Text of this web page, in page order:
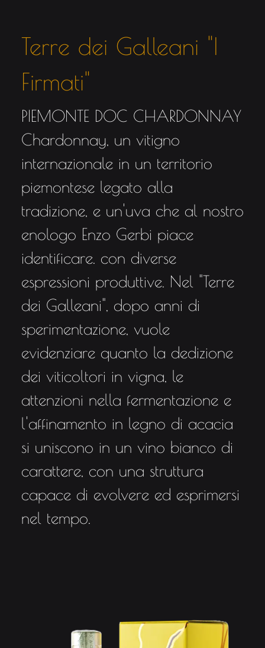
Terre dei Galleani "I
Firmati"
PIEMONTE DOC CHARDONNAY
Chardonnay, un vitigno
internazionale in un territorio
piemontese legato alla
tradizione, e un'uva che al nostro
enologo Enzo Gerbi piace
identificare. con diverse
espressioni produttive. Nel "Terre
dei Galleani", dopo anni di
sperimentazione, vuole
evidenziare quanto la dedizione
dei viticoltori in vigna, le
attenzioni nella fermentazione e
l'affinamento in legno di acacia
si uniscono in un vino bianco di
carattere, con una struttura
capace di evolvere ed esprimersi
nel tempo.